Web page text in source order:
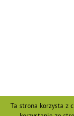
Ta strona korzysta z